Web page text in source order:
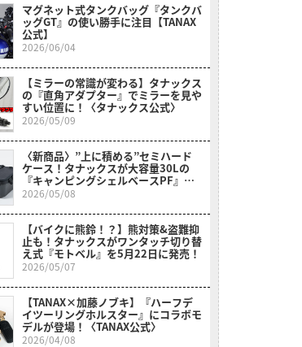
マグネット式タンクバッグ『タンクバ
ッグGT』の使い勝手に注目【TANAX
公式】
2026/06/04
【ミラーの常識が変わる】タナックス
の『直角アダプター』でミラーを見や
すい位置に！〈タナックス公式〉
2026/05/09
〈新商品〉”上に積める”セミハード
ケース！タナックスが大容量30Lの
『キャンピングシェルベースPF』を5
月22日に発売！
2026/05/08
【バイクに熊鈴！？】熊対策&盗難抑
止も！タナックスがワンタッチ切り替
え式『モトベル』を5月22日に発売！
2026/05/07
【TANAX×加藤ノブキ】『ハーフデ
イツーリングホルスター』にコラボモ
デルが登場！〈TANAX公式〉
2026/04/08